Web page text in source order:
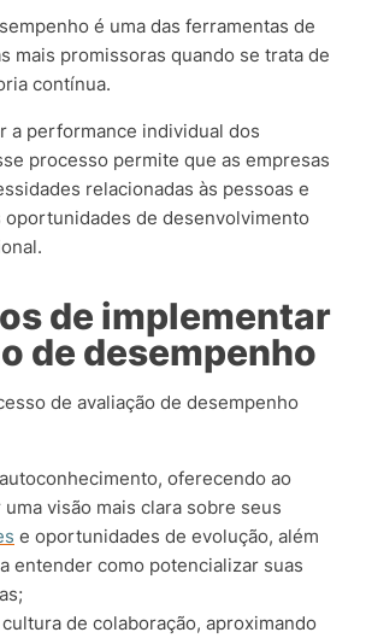
é uma das ferramentas de
mais promissoras quando se trata de
contínua.
a performance individual dos
processo permite que as empresas
relacionadas às pessoas e
oportunidades de desenvolvimento
de implementar
de desempenho
de avaliação de desempenho
oferecendo ao
visão mais clara sobre seus
e oportunidades de evolução, além
entender como potencializar suas
de colaboração, aproximando